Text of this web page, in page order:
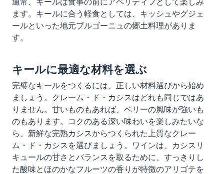
通常、キールは食事の前にアペリティフとして楽しみ
ます。キールに合う軽食としては、キッシュやグジェ
ールといった地元ブルゴーニュの郷土料理がありま
す。
キールに最適な材料を選ぶ
完璧なキールをつくるには、正しい材料選びから始め
ましょう。クレーム・ド・カシスはどれも同じではあ
りません。甘いものもあれば、ベリーの風味が強いも
のもあります。コクのある深い味わいを楽しみたいな
ら、新鮮な完熟カシスからつくられた上質なクレー
ム・ド・カシスを選びましょう。ワインは、カシスリ
キュールの甘さとバランスを取るために、すっきりし
た酸味とほのかなフルーツの香りが特徴のアリゴテを